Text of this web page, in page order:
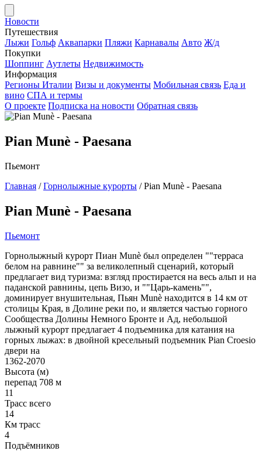
Новости
Путешествия
Лыжи Гольф Аквапарки Пляжи Карнавалы Авто Ж/д
Покупки
Шоппинг Аутлеты Недвижимость
Информация
Регионы Италии Визы и документы Мобильная связь Еда и
вино СПА и термы
О проекте Подписка на новости Обратная связь
Pian Munè - Paesana
Пьемонт
Главная / Горнолыжные курорты / Pian Munè - Paesana
Pian Munè - Paesana
Пьемонт
Горнолыжный курорт Пиан Munè был определен ""терраса
белом на равнине"" за великолепный сценарий, который
предлагает вид туризма: взгляд простирается на весь альп и на
паданской равнины, цепь Визо, и ""Царь-камень"",
доминирует внушительная, Пьян Munè находится в 14 км от
столицы Края, в Долине реки по, и является частью горного
Сообщества Долины Немного Бронте и Ад, небольшой
лыжный курорт предлагает 4 подъемника для катания на
горных лыжах: в двойной кресельный подъемник Pian Croesio
двери на
1362-2070
Высота (м)
перепад 708 м
11
Трасс всего
14
Км трасс
4
Подъёмников